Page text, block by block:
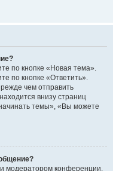
по кнопке «Новая тема».
по кнопке «Ответить».
чем отправить
внизу страниц
темы», «Вы можете
модератором конференции,